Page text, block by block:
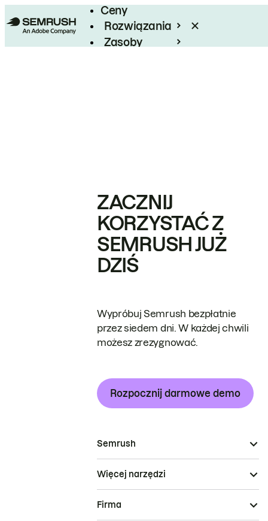
Ceny
Rozwiązania
Zasoby
ZACZNIJ
KORZYSTAĆ Z
SEMRUSH JUŻ
DZIŚ
Wypróbuj Semrush bezpłatnie
przez siedem dni. W każdej chwili
możesz zrezygnować.
Rozpocznij darmowe demo
Semrush
Więcej narzędzi
Firma